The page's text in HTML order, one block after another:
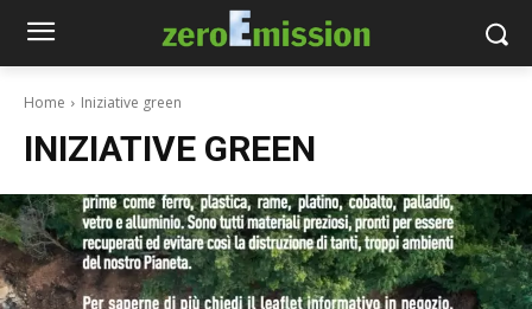
Home Iniziative green
INIZIATIVE GREEN